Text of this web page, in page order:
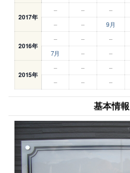
2017年
– – –
–
– 9月
2016年
– – –
7月
– –
2015年
– – –
–
– –
基本情報